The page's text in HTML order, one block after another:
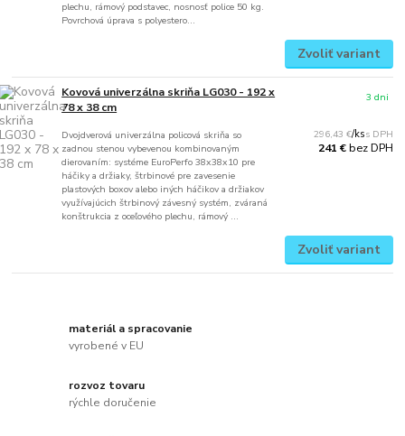
plechu, rámový podstavec, nosnosť police 50 kg.
Povrchová úprava s polyestero...
Zvoliť variant
Kovová univerzálna skriňa LG030 - 192 x
78 x 38 cm
Dvojdverová univerzálna policová skriňa so
zadnou stenou vybevenou kombinovaným
dierovaním: systéme EuroPerfo 38x38x10 pre
háčiky a držiaky, štrbinové pre zavesenie
plastových boxov alebo iných háčikov a držiakov
využívajúcich štrbinový závesný systém, zváraná
konštrukcia z oceľového plechu, rámový ...
296,43 €/ks
241 €bez DPH
3 dni
Zvoliť variant
materiál a spracovanie
vyrobené v EU
rozvoz tovaru
rýchle doručenie